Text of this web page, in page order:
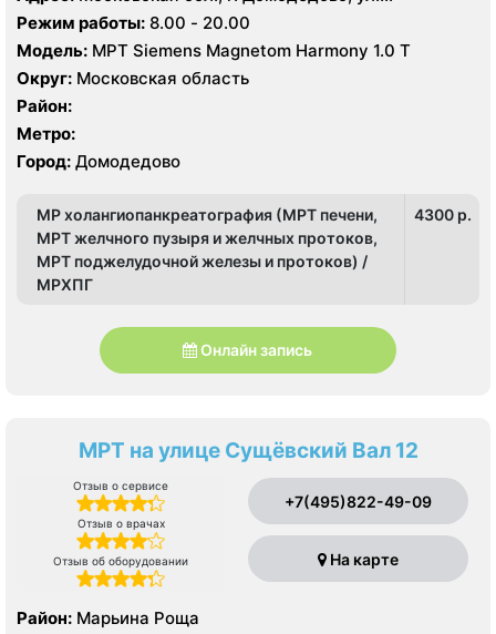
Текстильщиков д 2
Режим работы: 8.00 - 20.00
Модель: МРТ Siemens Magnetom Harmony 1.0 Т
Округ: Московская область
Район:
Метро:
Город: Домодедово
МР холангиопанкреатография (МРТ печени,
МРТ желчного пузыря и желчных протоков,
МРТ поджелудочной железы и протоков) /
МРХПГ
4300 p.
Онлайн запись
МРТ на улице Сущёвский Вал 12
Отзыв о сервисе
Отзыв о врачах
Отзыв об оборудовании
+7(495)822-49-09
На карте
Район: Марьина Роща